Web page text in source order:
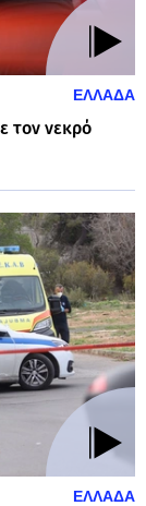
ΕΛΛΑΔΑ
τον νεκρό
ΕΛΛΑΔΑ